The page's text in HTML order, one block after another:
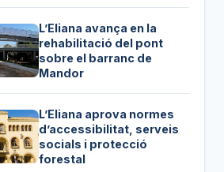
L’Eliana avança en la
rehabilitació del pont
sobre el barranc de
Mandor
L’Eliana aprova normes
d’accessibilitat, serveis
socials i protecció
forestal